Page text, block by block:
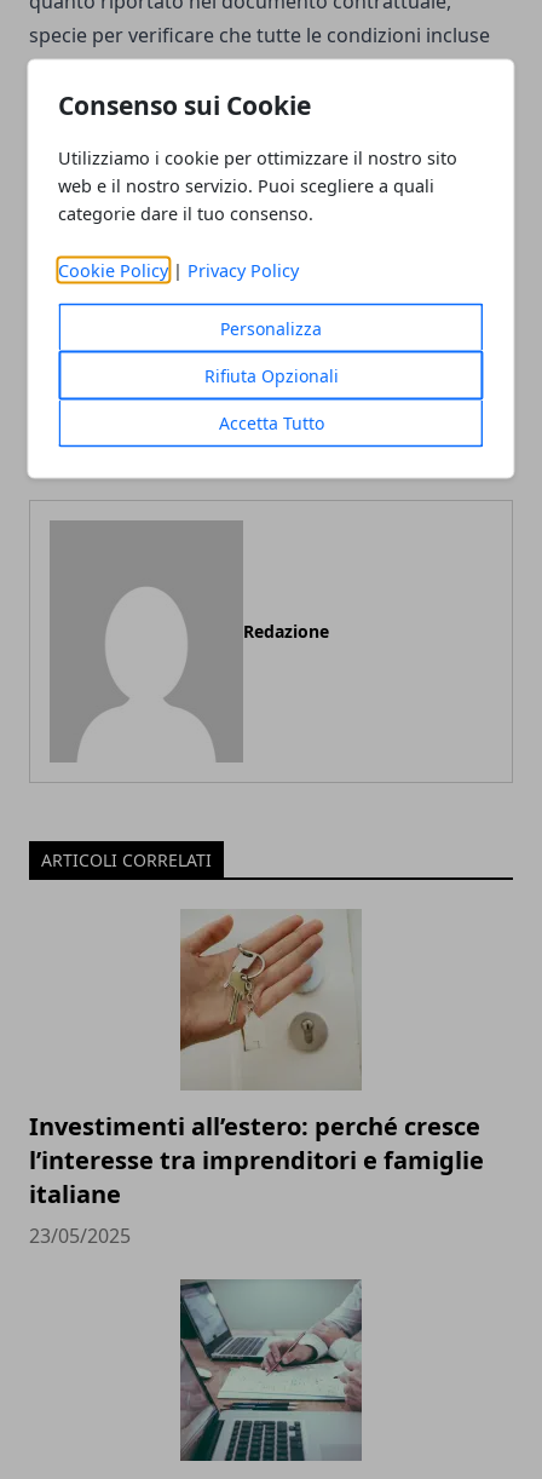
Consenso sui Cookie
Utilizziamo i cookie per ottimizzare il nostro sito
web e il nostro servizio. Puoi scegliere a quali
categorie dare il tuo consenso.
Cookie Policy | Privacy Policy
Personalizza
Rifiuta Opzionali
Accetta Tutto
specie per verificare che tutte le condizioni incluse
siano quelle originariamente paventate.
Facebook
TwitterWhatsapp
Articolo Precedente
fisioterapista
Articolo Successivo
sono le sue caratteristiche
Redazione
ARTICOLI CORRELATI
Investimenti all’estero: perché cresce
l’interesse tra imprenditori e famiglie
italiane
23/05/2025